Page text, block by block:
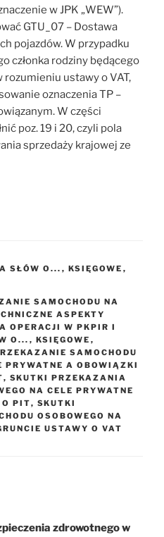
w JPK „WEW”).
GTU_07 – Dostawa
pojazdów. W przypadku
członka rodziny będącego
ustawy o VAT,
oznaczenia TP –
W części
poz. 19 i 20, czyli pola
sprzedaży krajowej ze
SŁÓW O... , KSIĘGOWE ,
SAMOCHODU NA
ASPEKTY
OPERACJI W PKPIR I
O... , KSIĘGOWE ,
SAMOCHODU
PRYWATNE A OBOWIĄZKI
, SKUTKI PRZEKAZANIA
NA CELE PRYWATNE
O PIT, SKUTKI
OSOBOWEGO NA
USTAWY O VAT
zdrowotnego w